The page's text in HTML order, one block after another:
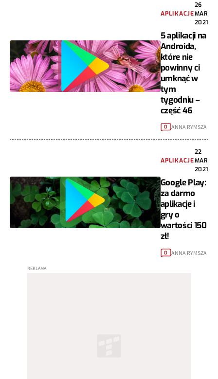
APLIKACJE
26
MAR
2021
5 aplikacji na
Androida,
które nie
powinny ci
umknąć w
tym
tygodniu –
część 46
0 ANNA RYMSZA
APLIKACJE
22
MAR
2021
Google Play:
za darmo
aplikacje i
gry o
wartości 150
zł!
0 ANNA RYMSZA